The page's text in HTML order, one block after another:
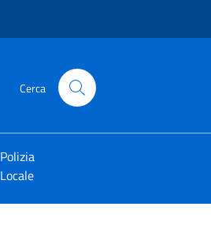
Cerca
Polizia
Locale